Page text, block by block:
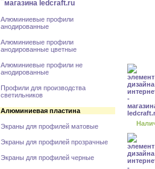
Алюминиевые профили
анодированные
Алюминиевые профили
анодированные цветные
Алюминиевые профили не
анодированные
Профили для производства
светильников
Алюминиевая пластина
Экраны для профилей матовые
Экраны для профилей прозрачные
Экраны для профилей черные